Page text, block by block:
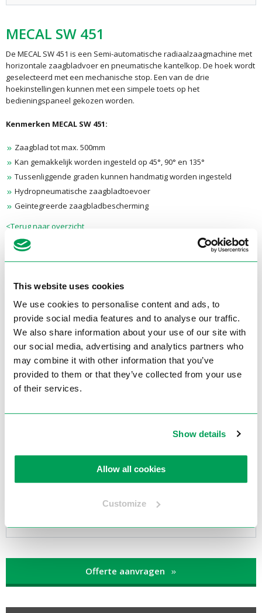
This website uses cookies
We use cookies to personalise content and ads, to
provide social media features and to analyse our traffic.
We also share information about your use of our site with
our social media, advertising and analytics partners who
may combine it with other information that you’ve
provided to them or that they’ve collected from your use
of their services.
Show details
Allow all cookies
Customize
MECAL SW 451
De MECAL SW 451 is een Semi-automatische radiaalzaagmachine met
horizontale zaagbladvoer en pneumatische kantelkop. De hoek wordt
geselecteerd met een mechanische stop. Een van de drie
hoekinstellingen kunnen met een simpele toets op het
bedieningspaneel gekozen worden.
Kenmerken MECAL SW 451:
Zaagblad tot max. 500mm
Kan gemakkelijk worden ingesteld op 45°, 90° en 135°
Tussenliggende graden kunnen handmatig worden ingesteld
Hydropneumatische zaagbladtoevoer
Geïntegreerde zaagbladbescherming
<Terug naar overzicht
Specificaties
Product specificaties
Rotatie capaciteit zaagblad links
(°)
90-45
Rotatie capaciteit zaagblad
rechts (°)
90-45
Diameter zaagblad (mm)
450/500
Breedte (mm)
1350
1700
Offerte aanvragen